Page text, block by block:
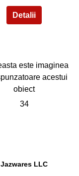
34
Jazwares LLC